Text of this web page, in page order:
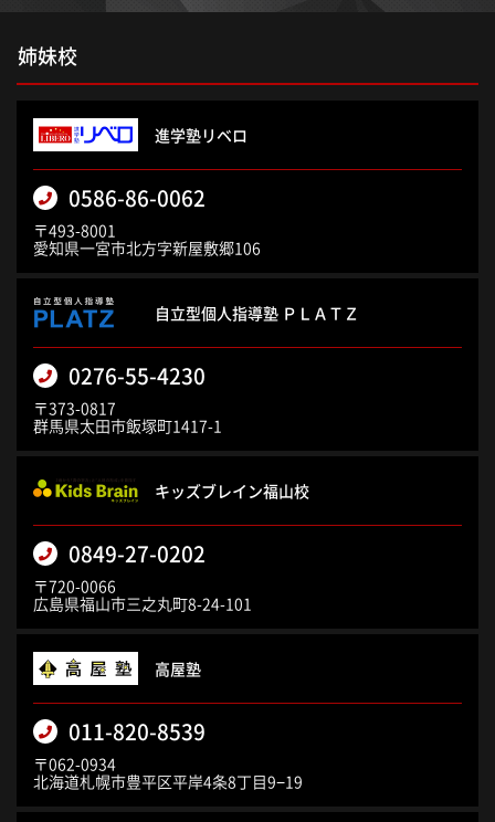
姉妹校
進学塾リベロ
0586-86-0062
〒493-8001
愛知県一宮市北方字新屋敷郷106
自立型個人指導塾 ＰＬＡＴＺ
0276-55-4230
〒373-0817
群馬県太田市飯塚町1417-1
キッズブレイン福山校
0849-27-0202
〒720-0066
広島県福山市三之丸町8-24-101
高屋塾
011-820-8539
〒062-0934
北海道札幌市豊平区平岸4条8丁目9−19